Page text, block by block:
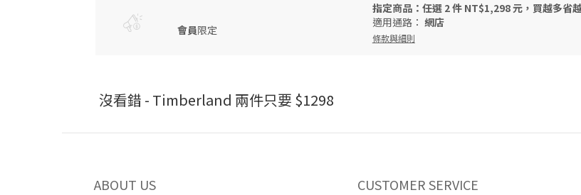
會員限定
指定商品：任選 2 件 NT$1,298 元，買越多省
適用通路： 網店
條款與細則
沒看錯 - Timberland 兩件只要 $1298
ABOUT US CUSTOMER SERVICE